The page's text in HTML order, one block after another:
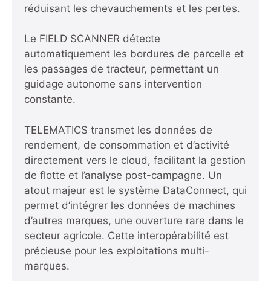
réduisant les chevauchements et les pertes.
Le FIELD SCANNER détecte
automatiquement les bordures de parcelle et
les passages de tracteur, permettant un
guidage autonome sans intervention
constante.
TELEMATICS transmet les données de
rendement, de consommation et d’activité
directement vers le cloud, facilitant la gestion
de flotte et l’analyse post-campagne. Un
atout majeur est le système DataConnect, qui
permet d’intégrer les données de machines
d’autres marques, une ouverture rare dans le
secteur agricole. Cette interopérabilité est
précieuse pour les exploitations multi-
marques.